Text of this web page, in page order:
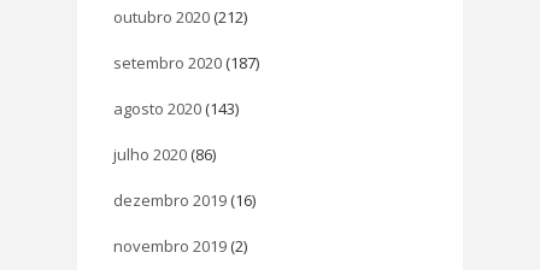
outubro 2020 (212)
setembro 2020 (187)
agosto 2020 (143)
julho 2020 (86)
dezembro 2019 (16)
novembro 2019 (2)